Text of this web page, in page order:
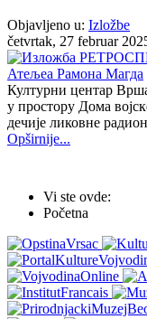
Objavljeno u: Izložbe
četvrtak, 27 februar
Културни центар
у простору Дома
дечије ликовне
Opširnije...
Vi ste ovde:
Početna